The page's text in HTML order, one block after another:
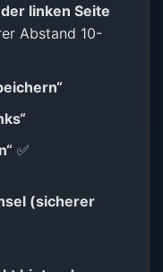
linken Seite
Abstand 10-
✅
(sicherer